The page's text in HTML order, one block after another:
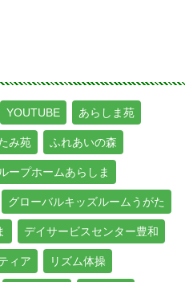
YOUTUBE あらしま苑
み苑 ふれあいの森
ープホームあらしま
グローバルキッズルームうがた
デイサービスセンター豊和
ィア リズム体操